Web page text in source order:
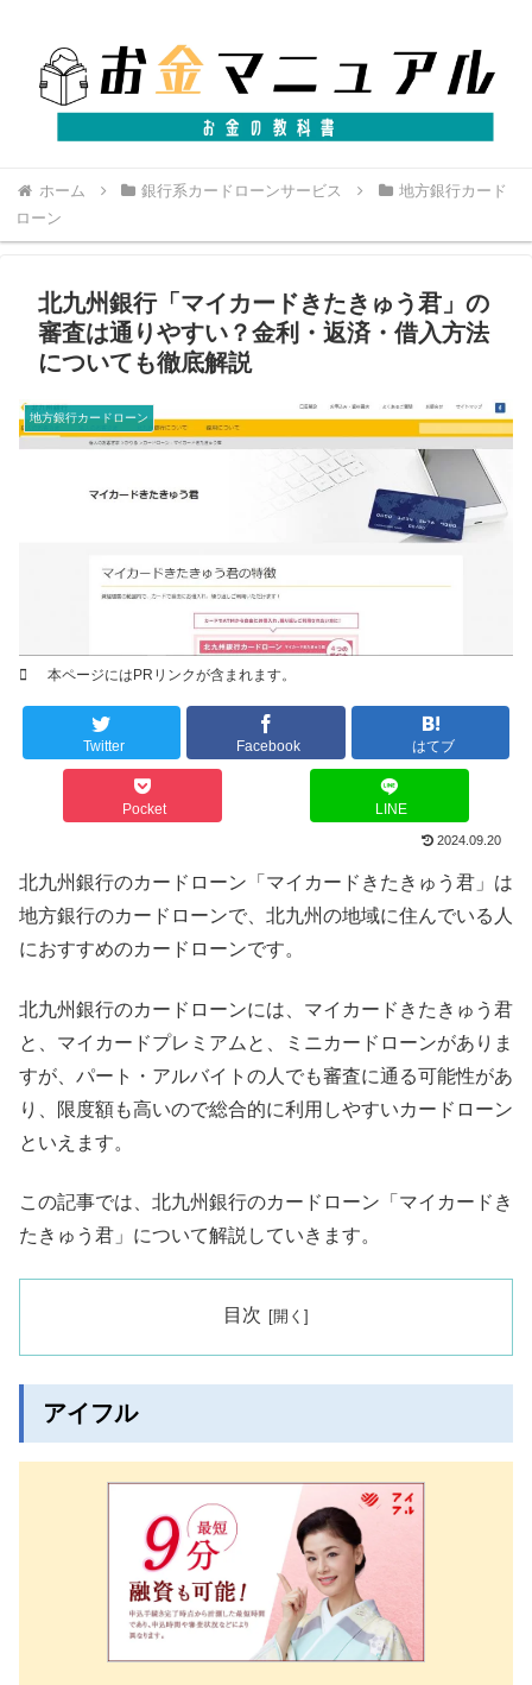
ホーム 銀行系カードローンサービス
地方銀行カード
ローン
北九州銀行「マイカードきたきゅう君」の
審査は通りやすい？金利・返済・借入方法
についても徹底解説
本ページにはPRリンクが含まれます。
地方銀行カードローン
Twitter Facebook はてブ
Pocket LINE
2024.09.20
北九州銀行のカードローン「マイカードきたきゅう君」は
地方銀行のカードローンで、北九州の地域に住んでいる人
におすすめのカードローンです。
北九州銀行のカードローンには、マイカードきたきゅう君
と、マイカードプレミアムと、ミニカードローンがありま
すが、パート・アルバイトの人でも審査に通る可能性があ
り、限度額も高いので総合的に利用しやすいカードローン
といえます。
この記事では、北九州銀行のカードローン「マイカードき
たきゅう君」について解説していきます。
目次
アイフル